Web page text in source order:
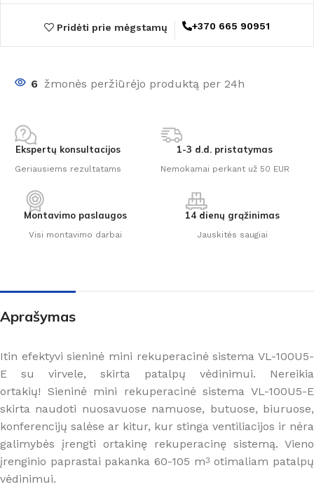
Pridėti prie mėgstamų +370 665 90951
6 žmonės peržiūrėjo produktą per 24h
Ekspertų konsultacijos
Geriausiems rezultatams
1-3 d.d. pristatymas
Nemokamai perkant už 50 EUR
Montavimo paslaugos
Visi montavimo darbai
14 dienų grąžinimas
Jauskitės saugiai
Aprašymas
Itin efektyvi sieninė mini rekuperacinė sistema VL-100U5-
E su virvele, skirta patalpų vėdinimui. Nereikia
ortakių! Sieninė mini rekuperacinė sistema VL-100U5-E
skirta naudoti nuosavuose namuose, butuose, biuruose,
konferencijų salėse ar kitur, kur stinga ventiliacijos ir nėra
galimybės įrengti ortakinę rekuperacinę sistemą. Vieno
įrenginio paprastai pakanka 60-105 m3 otimaliam patalpų
vėdinimui.